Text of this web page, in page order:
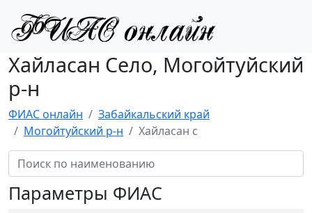
Хайласан Село, Могойтуйский
р-н
ФИАС онлайн
Забайкальский край
Могойтуйский р-н
Хайласан с
Параметры ФИАС